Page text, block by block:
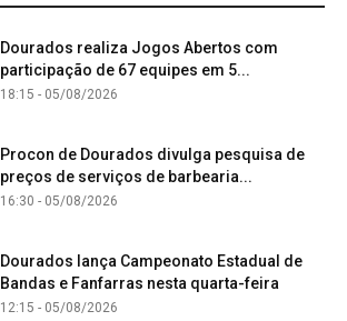
Dourados realiza Jogos Abertos com
participação de 67 equipes em 5...
18:15 - 05/08/2026
Procon de Dourados divulga pesquisa de
preços de serviços de barbearia...
16:30 - 05/08/2026
Dourados lança Campeonato Estadual de
Bandas e Fanfarras nesta quarta-feira
12:15 - 05/08/2026